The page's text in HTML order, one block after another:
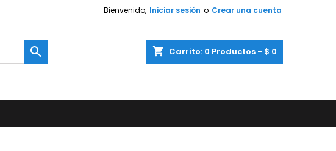
Bienvenido, Iniciar sesión o Crear una cuenta
shopping_cart Carrito: 0 Productos - $ 0
